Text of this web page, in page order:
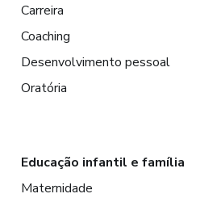
Carreira
Coaching
Desenvolvimento pessoal
Oratória
Educação infantil e família
Maternidade